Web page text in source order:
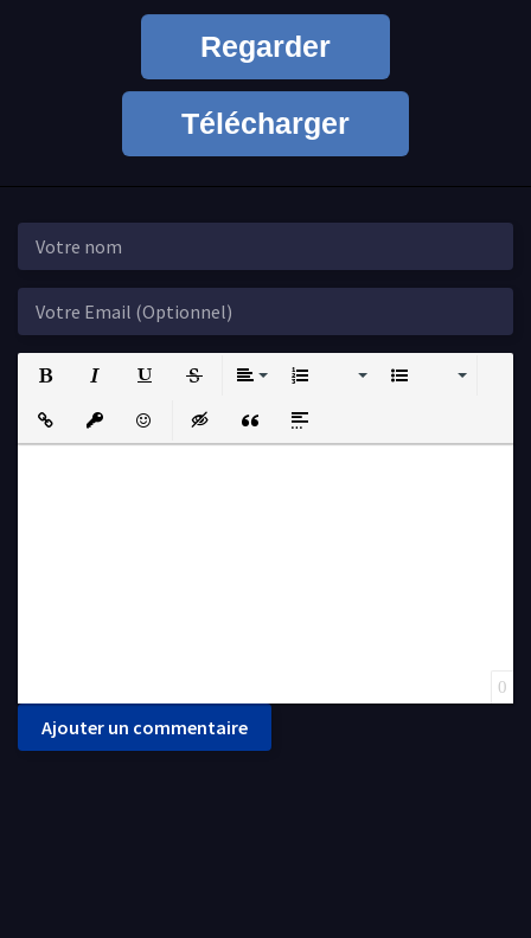
Regarder
Télécharger
Strikethrough
Insert LinkInsert protected link
EmoticonsInsert hidden text
Insert QuoteInsert spoiler
0
Ajouter un commentaire